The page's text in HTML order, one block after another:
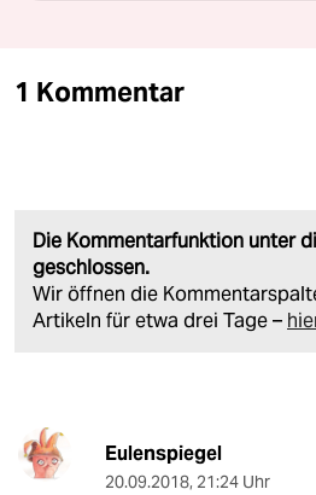
1 Kommentar
Die Kommentarfunktion unter
geschlossen.
Wir öffnen die
Artikeln für etwa drei Tage –
Eulenspiegel
20.09.2018, 21:24 Uhr